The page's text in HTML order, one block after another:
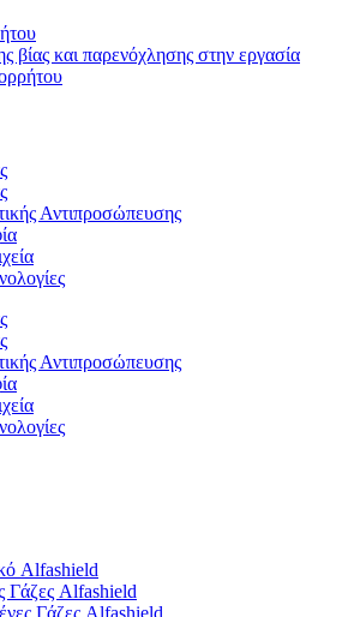
βίας και παρενόχλησης στην εργασία
Αντιπροσώπευσης
Αντιπροσώπευσης
Alfashield
Γάζες Alfashield
Γάζες Alfashield